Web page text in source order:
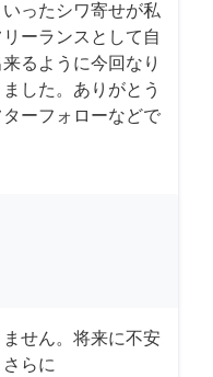
ったシワ寄せが私
ーランスとして自
るように今回なり
した。ありがとう
ーフォローなどで
せん。将来に不安
らに